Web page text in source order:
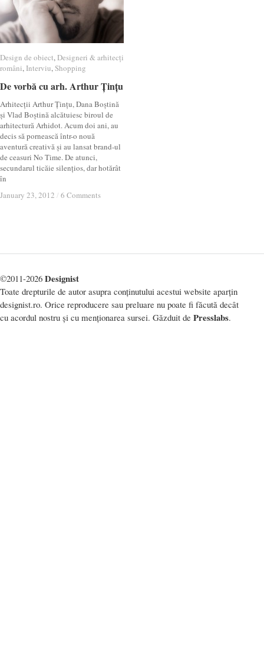
Design de obiect,Designeri & arhitecți
români, Interviu,Shopping
De vorbă cu arh. Arthur Țințu
Arhitecții Arthur Țințu, Dana Boștină
și Vlad Boștină alcătuiesc biroul de
arhitectură Arhidot. Acum doi ani, au
decis să pornească într-o nouă
aventură creativă și au lansat brand-ul
de ceasuri No Time. De atunci,
secundarul ticăie silențios, dar hotărât
în
January 23, 2012 / 6 Comments
Design de obiect Designeri & arhitecți
români Interviu Shopping
De vorbă cu arh. Arthur Țințu
January 23, 2012 / 6 Comments
©2011-2026 Designist
Toate drepturile de autor asupra conținutului acestui website aparțin
designist.ro. Orice reproducere sau preluare nu poate fi făcută decât
cu acordul nostru și cu menționarea sursei. Găzduit de Presslabs.